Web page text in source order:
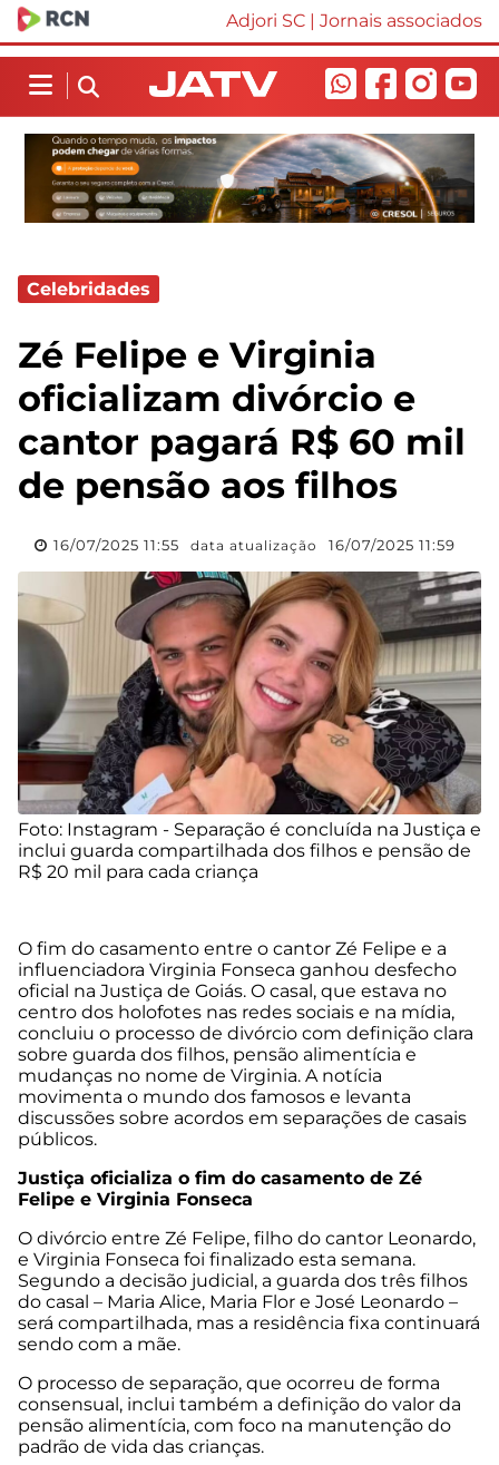
Adjori SC | Jornais associados
Celebridades
Zé Felipe e Virginia
oficializam divórcio e
cantor pagará R$ 60 mil
de pensão aos filhos
16/07/2025 11:55 data atualização 16/07/2025 11:59
Foto: Instagram - Separação é concluída na Justiça e
inclui guarda compartilhada dos filhos e pensão de
R$ 20 mil para cada criança
O fim do casamento entre o cantor Zé Felipe e a
influenciadora Virginia Fonseca ganhou desfecho
oficial na Justiça de Goiás. O casal, que estava no
centro dos holofotes nas redes sociais e na mídia,
concluiu o processo de divórcio com definição clara
sobre guarda dos filhos, pensão alimentícia e
mudanças no nome de Virginia. A notícia
movimenta o mundo dos famosos e levanta
discussões sobre acordos em separações de casais
públicos.
Justiça oficializa o fim do casamento de Zé
Felipe e Virginia Fonseca
O divórcio entre Zé Felipe, filho do cantor Leonardo,
e Virginia Fonseca foi finalizado esta semana.
Segundo a decisão judicial, a guarda dos três filhos
do casal – Maria Alice, Maria Flor e José Leonardo –
será compartilhada, mas a residência fixa continuará
sendo com a mãe.
O processo de separação, que ocorreu de forma
consensual, inclui também a definição do valor da
pensão alimentícia, com foco na manutenção do
padrão de vida das crianças.